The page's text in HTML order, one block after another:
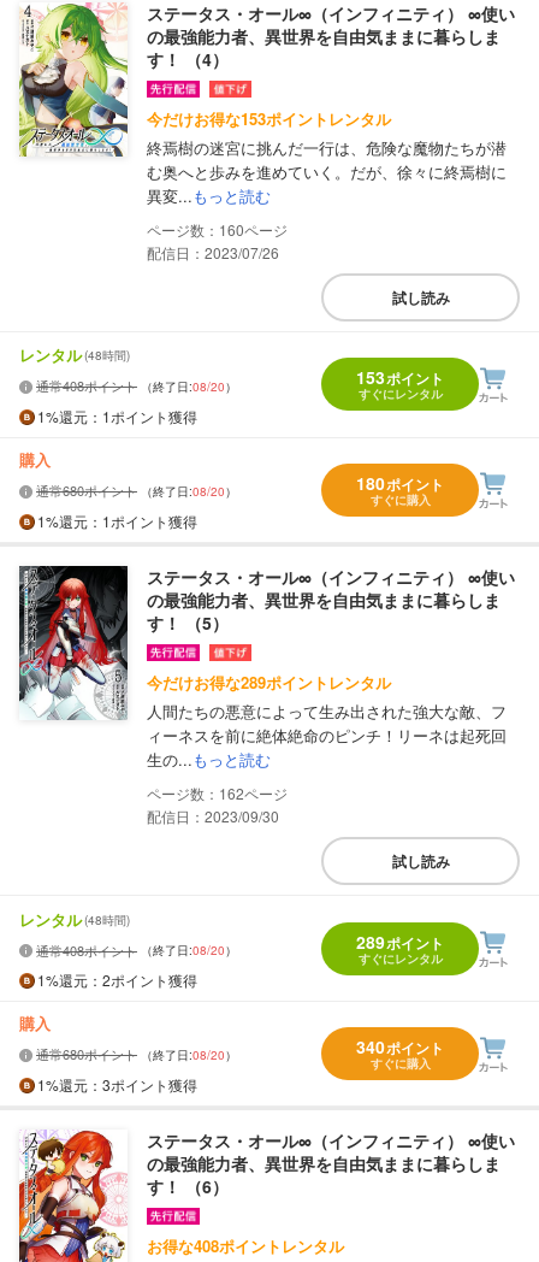
ステータス・オール∞（インフィニティ） ∞使い
の最強能力者、異世界を自由気ままに暮らしま
す！ （4）
今だけお得な153ポイントレンタル
終焉樹の迷宮に挑んだ一行は、危険な魔物たちが潜
む奥へと歩みを進めていく。だが、徐々に終焉樹に
異変...もっと読む
160
配信日：2023/07/26
試し読み
レンタル(48時間)
通常408ポイント （終了日:08/20）
1%還元 ：1ポイント獲得
153ポイント
すぐにレンタル
購入
通常680ポイント （終了日:08/20）
1%還元 ：1ポイント獲得
180ポイント
すぐに購入
ステータス・オール∞（インフィニティ） ∞使い
の最強能力者、異世界を自由気ままに暮らしま
す！ （5）
今だけお得な289ポイントレンタル
人間たちの悪意によって生み出された強大な敵、フ
ィーネスを前に絶体絶命のピンチ！リーネは起死回
生の...もっと読む
162
配信日：2023/09/30
試し読み
レンタル(48時間)
通常408ポイント （終了日:08/20）
1%還元 ：2ポイント獲得
289ポイント
すぐにレンタル
購入
通常680ポイント （終了日:08/20）
1%還元 ：3ポイント獲得
340ポイント
すぐに購入
ステータス・オール∞（インフィニティ） ∞使い
の最強能力者、異世界を自由気ままに暮らしま
す！ （6）
お得な408ポイントレンタル